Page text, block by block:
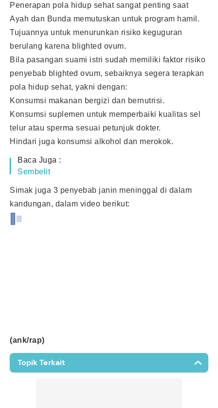
Penerapan pola hidup sehat sangat penting saat
Ayah dan Bunda memutuskan untuk program hamil.
Tujuannya untuk menurunkan risiko keguguran
berulang karena blighted ovum.
Bila pasangan suami istri sudah memiliki faktor risiko
penyebab blighted ovum, sebaiknya segera terapkan
pola hidup sehat, yakni dengan:
Konsumsi makanan bergizi dan bernutrisi.
Konsumsi suplemen untuk memperbaiki kualitas sel
telur atau sperma sesuai petunjuk dokter.
Hindari juga konsumsi alkohol dan merokok.
Baca Juga :
Sembelit
Simak juga 3 penyebab janin meninggal di dalam
kandungan, dalam video berikut:
(ank/rap)
Topik Terkait